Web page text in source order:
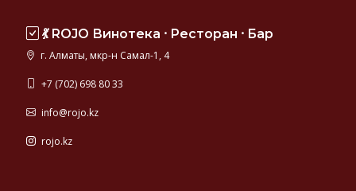
💃 ROJO Винотека ⸱ Ресторан ⸱ Бар
г. Алматы, мкр-н Самал-1, 4
+7 (702) 698 80 33
info@rojo.kz
rojo.kz